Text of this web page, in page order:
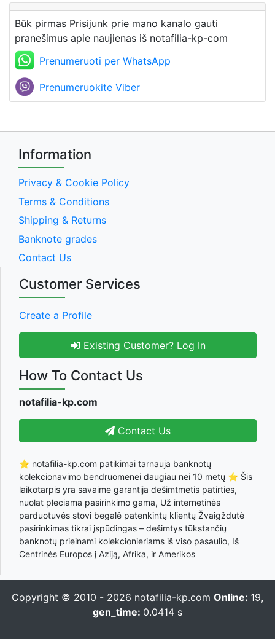
Būk pirmas Prisijunk prie mano kanalo gauti
pranešimus apie naujienas iš notafilia-kp-com
Prenumeruoti per WhatsApp
Prenumeruokite Viber
Information
Privacy & Cookie Policy
Terms & Conditions
Shipping & Returns
Banknote grades
Contact Us
Customer Services
Create a Profile
Existing Customer? Log In
How To Contact Us
notafilia-kp.com
Contact Us
⭐ notafilia-kp.com patikimai tarnauja banknotų
kolekcionavimo bendruomenei daugiau nei 10 metų ⭐ Šis
laikotarpis yra savaime garantija dešimtmetis patirties,
nuolat pleciama pasirinkimo gama, Už internetinės
parduotuvės stovi begalė patenkintų klientų Žvaigždutė
pasirinkimas tikrai įspūdingas – dešimtys tūkstančių
banknotų prieinami kolekcionieriams iš viso pasaulio, Iš
Centrinės Europos į Aziją, Afrika, ir Amerikos
Copyright © 2010 - 2026 notafilia-kp.com Online: 19,
gen_time: 0.0414 s